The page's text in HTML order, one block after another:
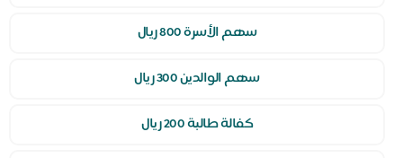
سهم الأسرة 800 ريال
سهم الوالدين 300 ريال
كفالة طالبة 200 ريال